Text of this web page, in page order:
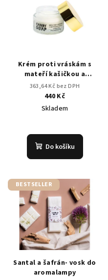
Krém proti vráskám s
mateří kašičkou a
kyselinou hyaluronovou
363,64 Kč bez DPH
440 Kč
Skladem
hodnocení
produktu
hvězdiček.
Do košíku
BESTSELLER
Santal a šafrán- vosk do
aromalampy